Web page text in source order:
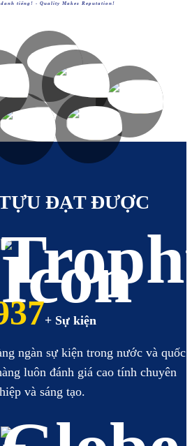
tiếng! - Quality Makes Reputation!
https://hoabinhtourist.com
HOABINHGROUP
https://hoabinh-group.com
HOABINHAIRLINES
https://hoabinhairlines.vnHOABINHBUS
HOABINHBOOKINGAVVIETNAM
ĐẠT ĐƯỢC
+ Sự kiện
ngàn sự kiện trong nước và quốc
luôn đánh giá cao tính chuyên
và sáng tạo.